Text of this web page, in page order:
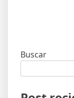
Buscar